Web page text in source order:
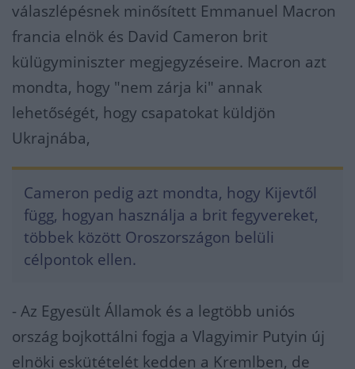
válaszlépésnek minősített Emmanuel Macron
francia elnök és David Cameron brit
külügyminiszter megjegyzéseire. Macron azt
mondta, hogy "nem zárja ki" annak
lehetőségét, hogy csapatokat küldjön
Ukrajnába,
Cameron pedig azt mondta, hogy Kijevtől
függ, hogyan használja a brit fegyvereket,
többek között Oroszországon belüli
célpontok ellen.
- Az Egyesült Államok és a legtöbb uniós
ország bojkottálni fogja a Vlagyimir Putyin új
elnöki eskütételét kedden a Kremlben, de